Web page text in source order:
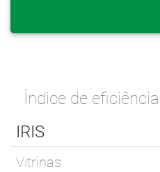
Índice de
IRIS
Vitrinas